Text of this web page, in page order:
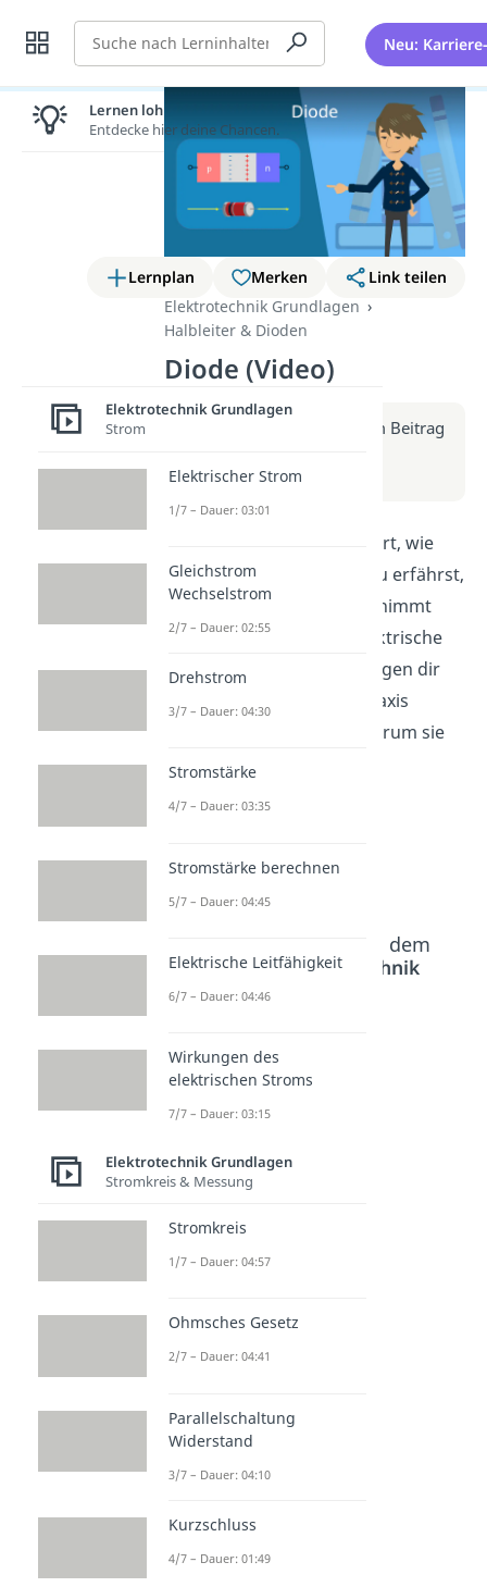
Suche Neu:
Lernplan Merken
Link teilen
Elektrotechnik Grundlagen
Halbleiter & Dioden
Diode (Video)
Weitere Infos erhältst du im Beitrag
zum Beitrag: Diode
In diesem Video wird erklärt, wie
eine Diode funktioniert. Du erfährst,
welche Aufgaben sie übernimmt
und wie sie dabei hilft, elektrische
Ströme zu steuern. Wir zeigen dir
auch, wo Dioden in der Praxis
eingesetzt werden und warum sie
so wichtig sind.
Beliebte Inhalte aus dem
BereichElektrotechnik
Grundlagen
Z Diode
(Zener
Diode)
Reihen-
und
Parallels
g
Dauer: 05:44
ngsteile
Lernen lohnt sich!
Entdecke hier deine Chancen.
Elektrotechnik Grundlagen
Strom
Elektrischer Strom
1/7 – Dauer: 03:01
Gleichstrom
Wechselstrom
2/7 – Dauer: 02:55
Drehstrom
3/7 – Dauer: 04:30
Stromstärke
4/7 – Dauer: 03:35
Stromstärke berechnen
5/7 – Dauer: 04:45
Elektrische Leitfähigkeit
6/7 – Dauer: 04:46
Wirkungen des
elektrischen Stroms
7/7 – Dauer: 03:15
Elektrotechnik Grundlagen
Stromkreis & Messung
Stromkreis
1/7 – Dauer: 04:57
Ohmsches Gesetz
2/7 – Dauer: 04:41
Parallelschaltung
Widerstand
3/7 – Dauer: 04:10
Kurzschluss
4/7 – Dauer: 01:49